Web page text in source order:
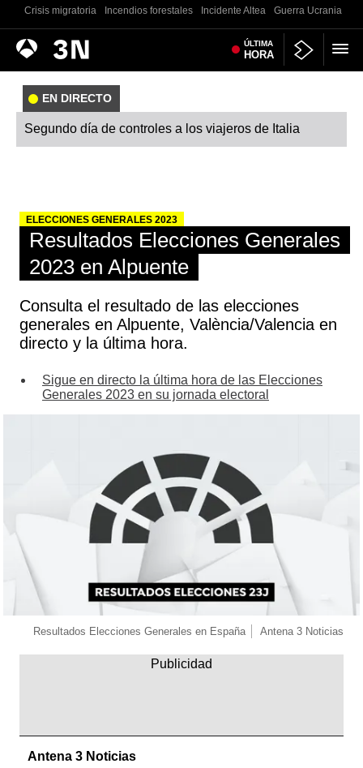
Crisis migratoria Incendios forestales Incidente Altea Guerra Ucrania
Antena
3
Noticias ÚLTIMA
HORA
EN DIRECTO
Segundo día de controles a los viajeros de Italia
ELECCIONES GENERALES 2023
Resultados Elecciones Generales
2023 en Alpuente
Consulta el resultado de las elecciones
generales en Alpuente, València/Valencia en
directo y la última hora.
Sigue en directo la última hora de las Elecciones
Generales 2023 en su jornada electoral
Resultados Elecciones Generales en España Antena 3 Noticias
Antena 3 Noticias